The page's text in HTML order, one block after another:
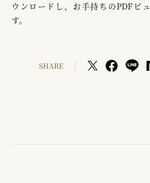
ウンロードし、お手持ちのPDFビ
す。
SHARE